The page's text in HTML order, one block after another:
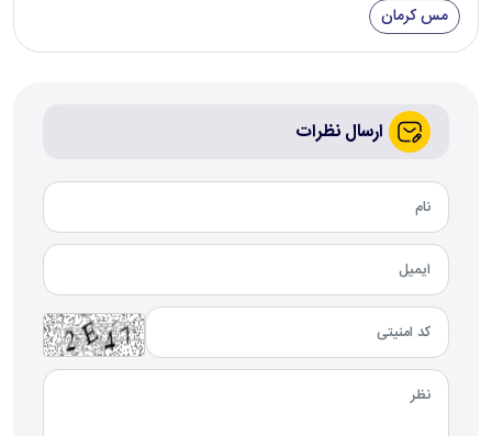
مس کرمان
ارسال نظرات